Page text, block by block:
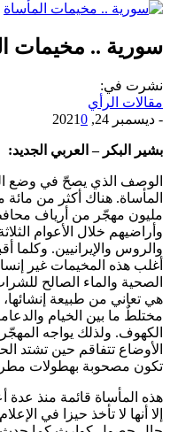
سورية .. مخيمات
نشرت في:
مقالات الرأي
- ديسمبر 24, 2021 0
بشير البكر – العربي الجديد:
الوصف الذي يصحّ في وضع
المأساة. هناك أكثر من
مليون مهجّر من أرياف
وأراضيهم خلال الأعوام
والروس والإيرانيين. وكلما
أغلب هذه المخيمات غير
الصحية والماء الصالح
هي تعاني من طبيعة
مختلطٌ ما بين الخيام
الكهوف. ولذلك يواجه
الأوضاع تتفاقم حين تشتد
تكون مصحوبة بهطولات
هذه المأساة قائمة منذ عدة
إلا أنها لا تأخذ حيزا في